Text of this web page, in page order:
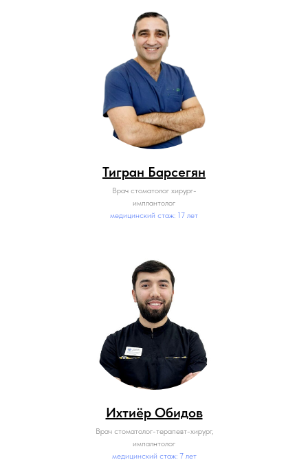
Тигран Барсегян
Врач стоматолог хирург-
имплантолог
медицинский стаж: 17 лет
Ихтиёр Обидов
Врач стоматолог-терапевт-хирург,
импалнтолог
медицинский стаж: 7 лет